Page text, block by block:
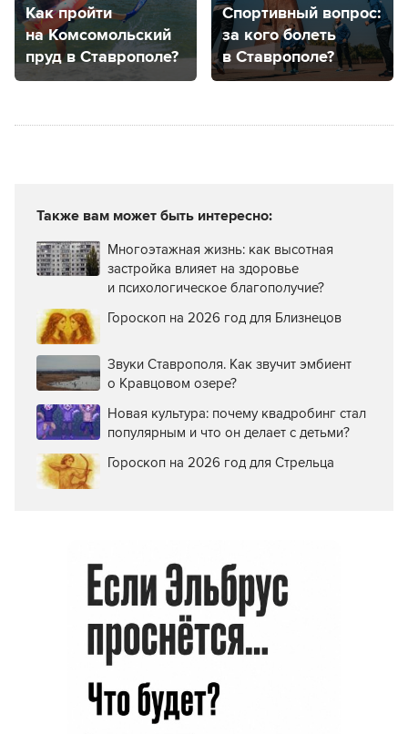
Как пройти
на Комсомольский
пруд в Ставрополе?
Спортивный вопрос:
за кого болеть
в Ставрополе?
Также вам может быть интересно:
Многоэтажная жизнь: как высотная
застройка влияет на здоровье
и психологическое благополучие?
Гороскоп на 2026 год для Близнецов
Звуки Ставрополя. Как звучит эмбиент
о Кравцовом озере?
Новая культура: почему квадробинг стал
популярным и что он делает с детьми?
Гороскоп на 2026 год для Стрельца